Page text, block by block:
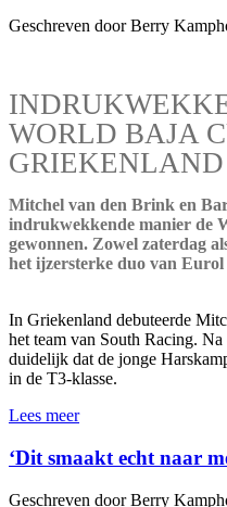
Geschreven door Berry
WORLD BAJA
GRIEKENLAND
Mitchel van den Brink en
indrukwekkende manier de
gewonnen. Zowel zaterdag
het ijzersterke duo van
In Griekenland debuteerde
het team van South Racing.
duidelijk dat de jonge
in de T3-klasse.
Lees meer
‘Dit smaakt echt naar
Geschreven door Berry